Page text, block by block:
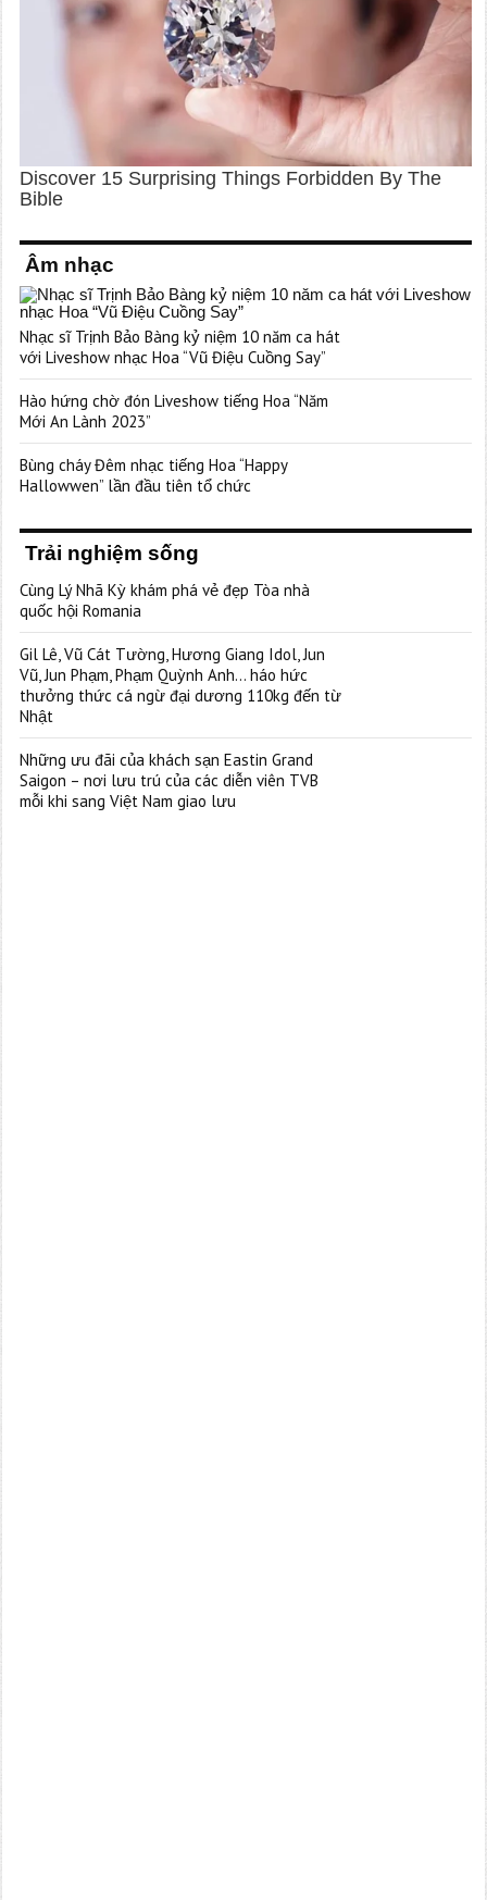
Âm nhạc
Nhạc sĩ Trịnh Bảo Bàng kỷ niệm 10 năm ca hát
với Liveshow nhạc Hoa “Vũ Điệu Cuồng Say”
Hào hứng chờ đón Liveshow tiếng Hoa “Năm
Mới An Lành 2023”
Bùng cháy Đêm nhạc tiếng Hoa “Happy
Hallowwen” lần đầu tiên tổ chức
Trải nghiệm sống
Cùng Lý Nhã Kỳ khám phá vẻ đẹp Tòa nhà
quốc hội Romania
Gil Lê, Vũ Cát Tường, Hương Giang Idol, Jun
Vũ, Jun Phạm, Phạm Quỳnh Anh… háo hức
thưởng thức cá ngừ đại dương 110kg đến từ
Nhật
Những ưu đãi của khách sạn Eastin Grand
Saigon – nơi lưu trú của các diễn viên TVB
mỗi khi sang Việt Nam giao lưu